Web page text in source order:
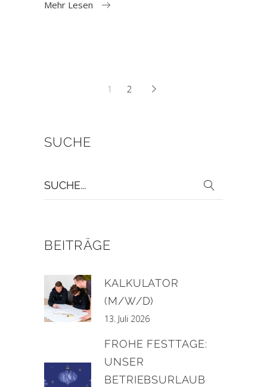
Mehr Lesen
1 2
SUCHE
Suche
BEITRÄGE
KALKULATOR
(M/W/D)
13. Juli 2026
FROHE FESTTAGE:
UNSER
BETRIEBSURLAUB